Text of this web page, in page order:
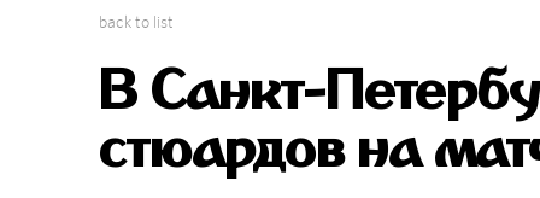
back to list
В Санкт-
стюардов на